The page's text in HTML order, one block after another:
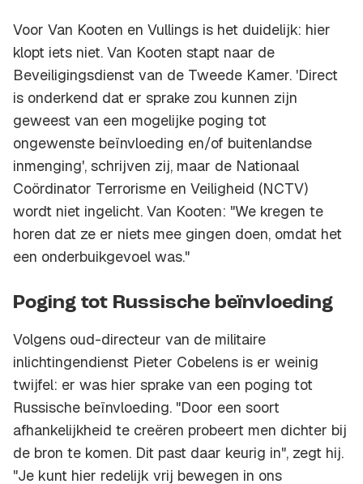
Voor Van Kooten en Vullings is het duidelijk: hier
klopt iets niet. Van Kooten stapt naar de
Beveiligingsdienst van de Tweede Kamer. 'Direct
is onderkend dat er sprake zou kunnen zijn
geweest van een mogelijke poging tot
ongewenste beïnvloeding en/of buitenlandse
inmenging', schrijven zij, maar de Nationaal
Coördinator Terrorisme en Veiligheid (NCTV)
wordt niet ingelicht. Van Kooten: "We kregen te
horen dat ze er niets mee gingen doen, omdat het
een onderbuikgevoel was."
Poging tot Russische beïnvloeding
Volgens oud-directeur van de militaire
inlichtingendienst Pieter Cobelens is er weinig
twijfel: er was hier sprake van een poging tot
Russische beïnvloeding. "Door een soort
afhankelijkheid te creëren probeert men dichter bij
de bron te komen. Dit past daar keurig in", zegt hij.
"Je kunt hier redelijk vrij bewegen in ons